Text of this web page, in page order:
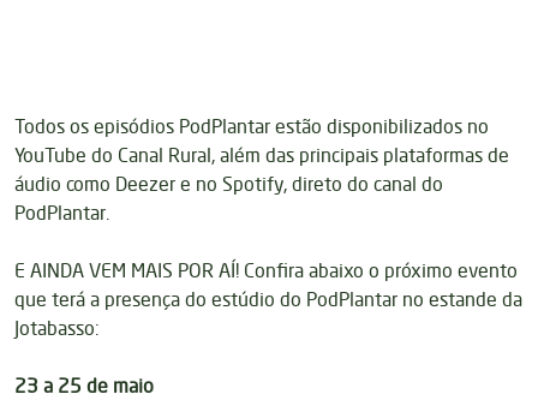
Todos os episódios PodPlantar estão disponibilizados no
YouTube do Canal Rural, além das principais plataformas de
áudio como Deezer e no Spotify, direto do canal do
PodPlantar.
E AINDA VEM MAIS POR AÍ! Confira abaixo o próximo evento
que terá a presença do estúdio do PodPlantar no estande da
Jotabasso:
23 a 25 de maio